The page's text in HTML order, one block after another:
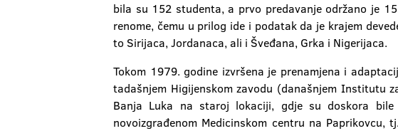
bila su 152 studenta, a prvo predavanje održano je
renome, čemu u prilog ide i podatak da je krajem
to Sirijaca, Jordanaca, ali i Šveđana, Grka i Nigerijaca.
Tokom 1979. godine izvršena je prenamjena i
tadašnjem Higijenskom zavodu (današnjem Institutu
Banja Luka na staroj lokaciji, gdje su doskora
novoizgrađenom Medicinskom centru na Paprikovcu,